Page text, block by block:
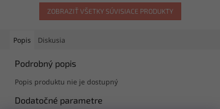
ZOBRAZIŤ VŠETKY SÚVISIACE PRODUKTY
Popis Diskusia
Podrobný popis
Popis produktu nie je dostupný
Dodatočné parametre